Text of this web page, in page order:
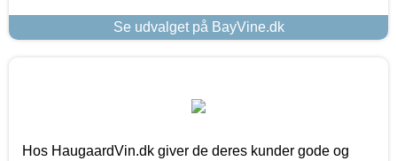
Se udvalget på BayVine.dk
Hos HaugaardVin.dk giver de deres kunder gode og